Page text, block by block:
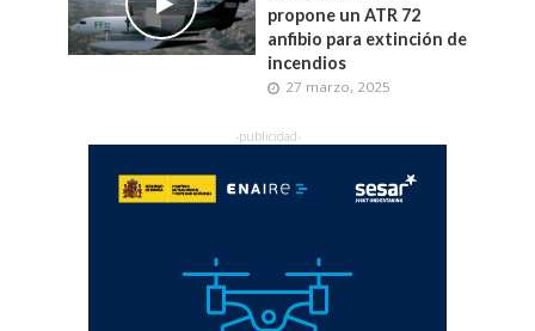
propone un ATR 72
anfibio para extinción de
incendios
27 marzo, 2025